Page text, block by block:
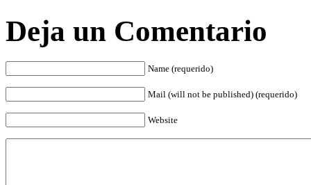
Deja un Comentario
Name (requerido)
Mail (will not be published) (requerido)
Website